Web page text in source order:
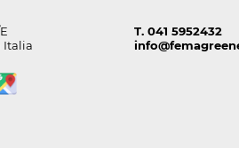
Italia
T. 041 5952432